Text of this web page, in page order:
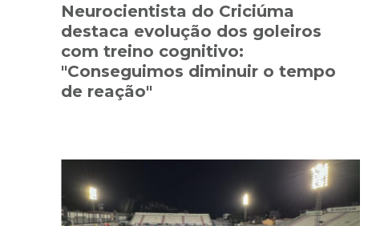
Neurocientista do Criciúma
destaca evolução dos goleiros
com treino cognitivo:
"Conseguimos diminuir o tempo
de reação"